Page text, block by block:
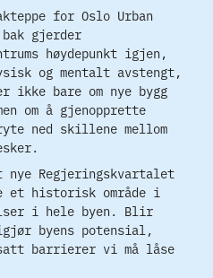
for Oslo Urban
gjerder
høydepunkt igjen,
og mentalt avstengt,
ikke bare om nye bygg
om å gjenopprette
ned skillene mellom
nye Regjeringskvartalet
et historisk område i
i hele byen. Blir
byens potensial,
barrierer vi må låse